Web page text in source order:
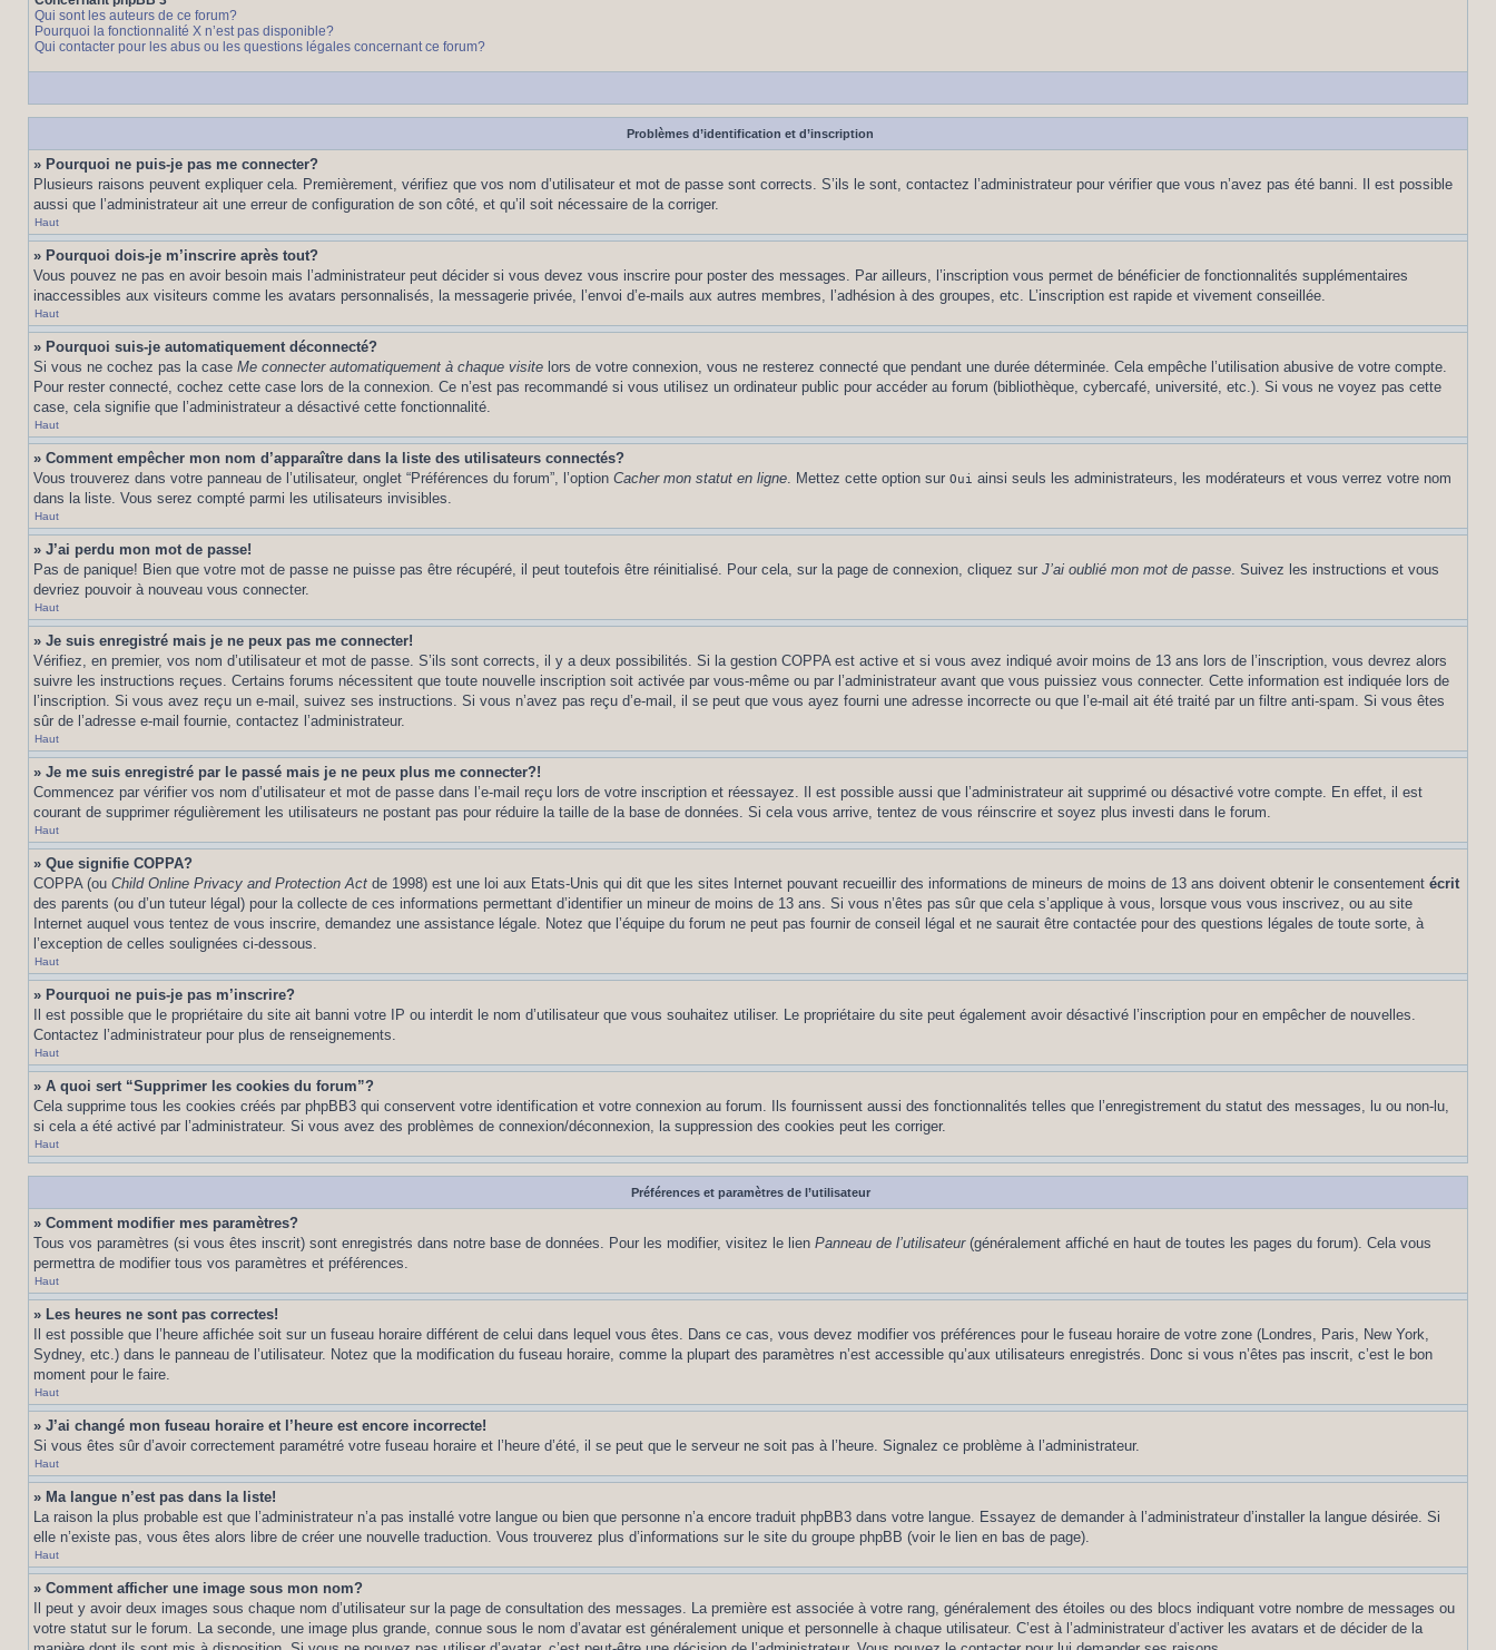
Qui sont les auteurs de ce forum?
Pourquoi la fonctionnalité X n’est pas disponible?
Qui contacter pour les abus ou les questions légales concernant ce forum?
Problèmes d’identification et d’inscription
» Pourquoi ne puis-je pas me connecter?
Plusieurs raisons peuvent expliquer cela. Premièrement, vérifiez que vos nom d’utilisateur et mot de passe sont corrects. S’ils le sont, contactez l’administrateur pour vérifier que vous n’avez pas été banni. Il est possible
aussi que l’administrateur ait une erreur de configuration de son côté, et qu’il soit nécessaire de la corriger.
Haut
» Pourquoi dois-je m’inscrire après tout?
Vous pouvez ne pas en avoir besoin mais l’administrateur peut décider si vous devez vous inscrire pour poster des messages. Par ailleurs, l’inscription vous permet de bénéficier de fonctionnalités supplémentaires
inaccessibles aux visiteurs comme les avatars personnalisés, la messagerie privée, l’envoi d’e-mails aux autres membres, l’adhésion à des groupes, etc. L’inscription est rapide et vivement conseillée.
Haut
» Pourquoi suis-je automatiquement déconnecté?
Si vous ne cochez pas la case Me connecter automatiquement à chaque visite lors de votre connexion, vous ne resterez connecté que pendant une durée déterminée. Cela empêche l’utilisation abusive de votre compte.
Pour rester connecté, cochez cette case lors de la connexion. Ce n’est pas recommandé si vous utilisez un ordinateur public pour accéder au forum (bibliothèque, cybercafé, université, etc.). Si vous ne voyez pas cette
case, cela signifie que l’administrateur a désactivé cette fonctionnalité.
Haut
» Comment empêcher mon nom d’apparaître dans la liste des utilisateurs connectés?
Vous trouverez dans votre panneau de l’utilisateur, onglet “Préférences du forum”, l’option Cacher mon statut en ligne. Mettez cette option sur Oui ainsi seuls les administrateurs, les modérateurs et vous verrez votre nom
dans la liste. Vous serez compté parmi les utilisateurs invisibles.
Haut
» J’ai perdu mon mot de passe!
Pas de panique! Bien que votre mot de passe ne puisse pas être récupéré, il peut toutefois être réinitialisé. Pour cela, sur la page de connexion, cliquez sur J’ai oublié mon mot de passe. Suivez les instructions et vous
devriez pouvoir à nouveau vous connecter.
Haut
» Je suis enregistré mais je ne peux pas me connecter!
Vérifiez, en premier, vos nom d’utilisateur et mot de passe. S’ils sont corrects, il y a deux possibilités. Si la gestion COPPA est active et si vous avez indiqué avoir moins de 13 ans lors de l’inscription, vous devrez alors
suivre les instructions reçues. Certains forums nécessitent que toute nouvelle inscription soit activée par vous-même ou par l’administrateur avant que vous puissiez vous connecter. Cette information est indiquée lors de
l’inscription. Si vous avez reçu un e-mail, suivez ses instructions. Si vous n’avez pas reçu d’e-mail, il se peut que vous ayez fourni une adresse incorrecte ou que l’e-mail ait été traité par un filtre anti-spam. Si vous êtes
sûr de l’adresse e-mail fournie, contactez l’administrateur.
Haut
» Je me suis enregistré par le passé mais je ne peux plus me connecter?!
Commencez par vérifier vos nom d’utilisateur et mot de passe dans l’e-mail reçu lors de votre inscription et réessayez. Il est possible aussi que l’administrateur ait supprimé ou désactivé votre compte. En effet, il est
courant de supprimer régulièrement les utilisateurs ne postant pas pour réduire la taille de la base de données. Si cela vous arrive, tentez de vous réinscrire et soyez plus investi dans le forum.
Haut
» Que signifie COPPA?
COPPA (ou Child Online Privacy and Protection Act de 1998) est une loi aux Etats-Unis qui dit que les sites Internet pouvant recueillir des informations de mineurs de moins de 13 ans doivent obtenir le consentement écrit
des parents (ou d’un tuteur légal) pour la collecte de ces informations permettant d’identifier un mineur de moins de 13 ans. Si vous n’êtes pas sûr que cela s’applique à vous, lorsque vous vous inscrivez, ou au site
Internet auquel vous tentez de vous inscrire, demandez une assistance légale. Notez que l’équipe du forum ne peut pas fournir de conseil légal et ne saurait être contactée pour des questions légales de toute sorte, à
l’exception de celles soulignées ci-dessous.
Haut
» Pourquoi ne puis-je pas m’inscrire?
Il est possible que le propriétaire du site ait banni votre IP ou interdit le nom d’utilisateur que vous souhaitez utiliser. Le propriétaire du site peut également avoir désactivé l’inscription pour en empêcher de nouvelles.
Contactez l’administrateur pour plus de renseignements.
Haut
» A quoi sert “Supprimer les cookies du forum”?
Cela supprime tous les cookies créés par phpBB3 qui conservent votre identification et votre connexion au forum. Ils fournissent aussi des fonctionnalités telles que l’enregistrement du statut des messages, lu ou non-lu,
si cela a été activé par l’administrateur. Si vous avez des problèmes de connexion/déconnexion, la suppression des cookies peut les corriger.
Haut
Préférences et paramètres de l’utilisateur
» Comment modifier mes paramètres?
Tous vos paramètres (si vous êtes inscrit) sont enregistrés dans notre base de données. Pour les modifier, visitez le lien Panneau de l’utilisateur(généralement affiché en haut de toutes les pages du forum). Cela vous
permettra de modifier tous vos paramètres et préférences.
Haut
» Les heures ne sont pas correctes!
Il est possible que l’heure affichée soit sur un fuseau horaire différent de celui dans lequel vous êtes. Dans ce cas, vous devez modifier vos préférences pour le fuseau horaire de votre zone (Londres, Paris, New York,
Sydney, etc.) dans le panneau de l’utilisateur. Notez que la modification du fuseau horaire, comme la plupart des paramètres n’est accessible qu’aux utilisateurs enregistrés. Donc si vous n’êtes pas inscrit, c’est le bon
moment pour le faire.
Haut
» J’ai changé mon fuseau horaire et l’heure est encore incorrecte!
Si vous êtes sûr d’avoir correctement paramétré votre fuseau horaire et l’heure d’été, il se peut que le serveur ne soit pas à l’heure. Signalez ce problème à l’administrateur.
Haut
» Ma langue n’est pas dans la liste!
La raison la plus probable est que l’administrateur n’a pas installé votre langue ou bien que personne n’a encore traduit phpBB3 dans votre langue. Essayez de demander à l’administrateur d’installer la langue désirée. Si
elle n’existe pas, vous êtes alors libre de créer une nouvelle traduction. Vous trouverez plus d’informations sur le site du groupe phpBB (voir le lien en bas de page).
Haut
» Comment afficher une image sous mon nom?
Il peut y avoir deux images sous chaque nom d’utilisateur sur la page de consultation des messages. La première est associée à votre rang, généralement des étoiles ou des blocs indiquant votre nombre de messages ou
votre statut sur le forum. La seconde, une image plus grande, connue sous le nom d’avatar est généralement unique et personnelle à chaque utilisateur. C’est à l’administrateur d’activer les avatars et de décider de la